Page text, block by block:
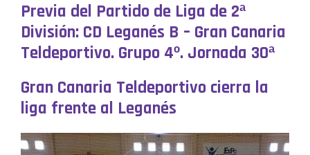
Previa del Partido de Liga de 2ª
División: CD Leganés B – Gran Canaria
Teldeportivo. Grupo 4º. Jornada 30ª
Gran Canaria Teldeportivo cierra la
liga frente al Leganés